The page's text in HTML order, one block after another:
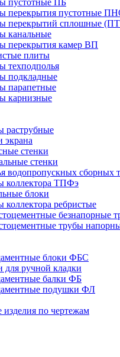
пустотные ПБ
перекрытия пустотные
перекрытий сплошные
канальные
перекрытия камер ВП
плиты
техподполья
подкладные
парапетные
карнизные
раструбные
экрана
стенки
стенки
водопропускных сборных
коллектора ТПФэ
блоки
коллектора ребристые
безнапорные
трубы
блоки ФБС
для ручной кладки
балки ФБ
подушки ФЛ
по чертежам